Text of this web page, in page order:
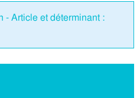
- Article et déterminant :